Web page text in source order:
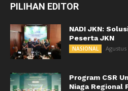
PILIHAN EDITOR
NADI JKN:
Peserta JKN
NASIONAL Agustus
Program CSR
Niaga Regional